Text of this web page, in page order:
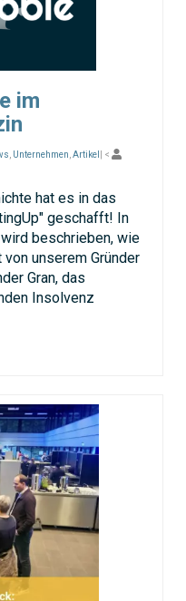
im
Unternehmen Artikel
| <
hat es in das
geschafft! In
beschrieben, wie
unserem Gründer
Gran, das
Insolvenz